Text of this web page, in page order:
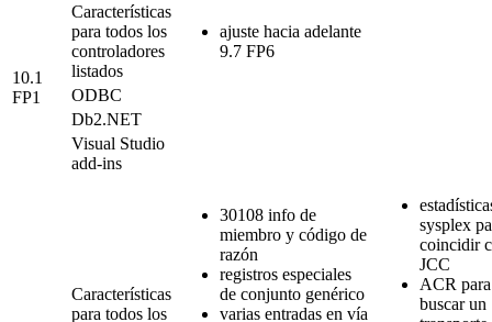
10.1
FP1
Características
para todos los
controladores
listados
ajuste hacia adelante
9.7 FP6
ODBC
Db2.NET
Visual Studio
add-ins
Características
para todos los
30108 info de
miembro y código de
razón
registros especiales
de conjunto genérico
varias entradas en vía
sysplex
coincidir
JCC
ACR
buscar un